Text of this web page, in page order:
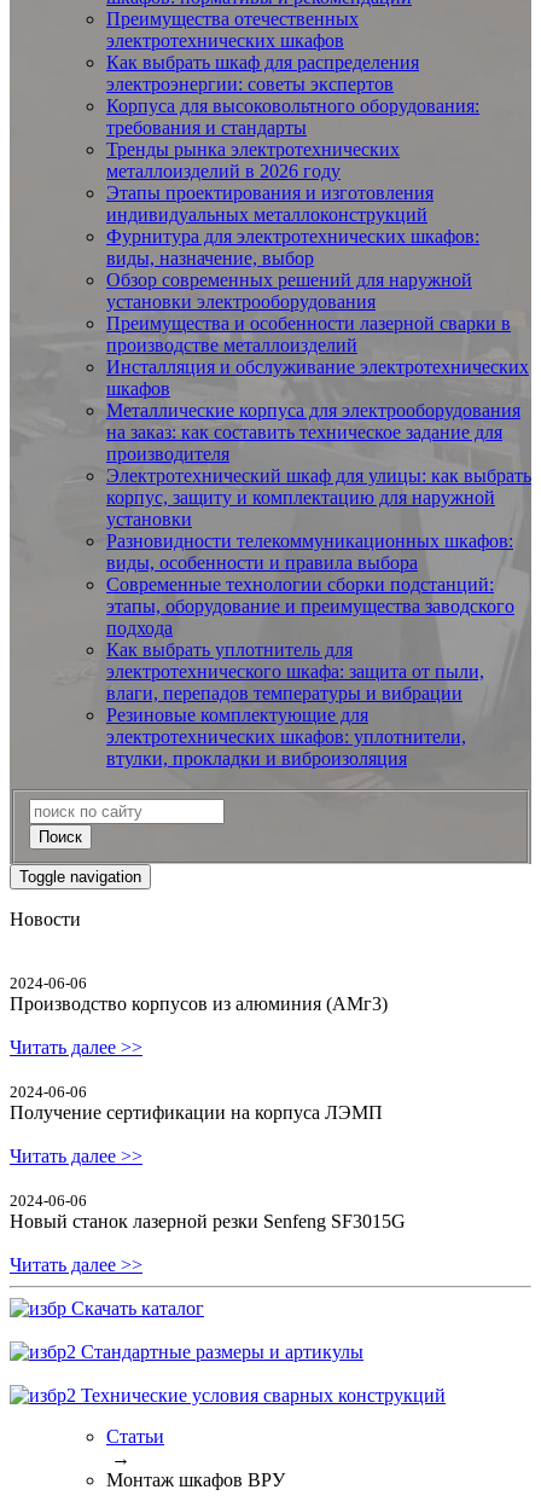
Преимущества отечественных
электротехнических шкафов
Как выбрать шкаф для распределения
электроэнергии: советы экспертов
Корпуса для высоковольтного оборудования:
требования и стандарты
Тренды рынка электротехнических
металлоизделий в 2026 году
Этапы проектирования и изготовления
индивидуальных металлоконструкций
Фурнитура для электротехнических шкафов:
виды, назначение, выбор
Обзор современных решений для наружной
установки электрооборудования
Преимущества и особенности лазерной сварки в
производстве металлоизделий
Инсталляция и обслуживание электротехнических
шкафов
Металлические корпуса для электрооборудования
на заказ: как составить техническое задание для
производителя
Электротехнический шкаф для улицы: как выбрать
корпус, защиту и комплектацию для наружной
установки
Разновидности телекоммуникационных шкафов:
виды, особенности и правила выбора
Современные технологии сборки подстанций:
этапы, оборудование и преимущества заводского
подхода
Как выбрать уплотнитель для
электротехнического шкафа: защита от пыли,
влаги, перепадов температуры и вибрации
Резиновые комплектующие для
электротехнических шкафов: уплотнители,
втулки, прокладки и виброизоляция
Поиск
Toggle navigation
Новости
2024-06-06
Производство корпусов из алюминия (АМг3)
Читать далее >>
2024-06-06
Получение сертификации на корпуса ЛЭМП
Читать далее >>
2024-06-06
Новый станок лазерной резки Senfeng SF3015G
Читать далее >>
Скачать каталог
Стандартные размеры и артикулы
Технические условия сварных конструкций
Статьи
→
Монтаж шкафов ВРУ